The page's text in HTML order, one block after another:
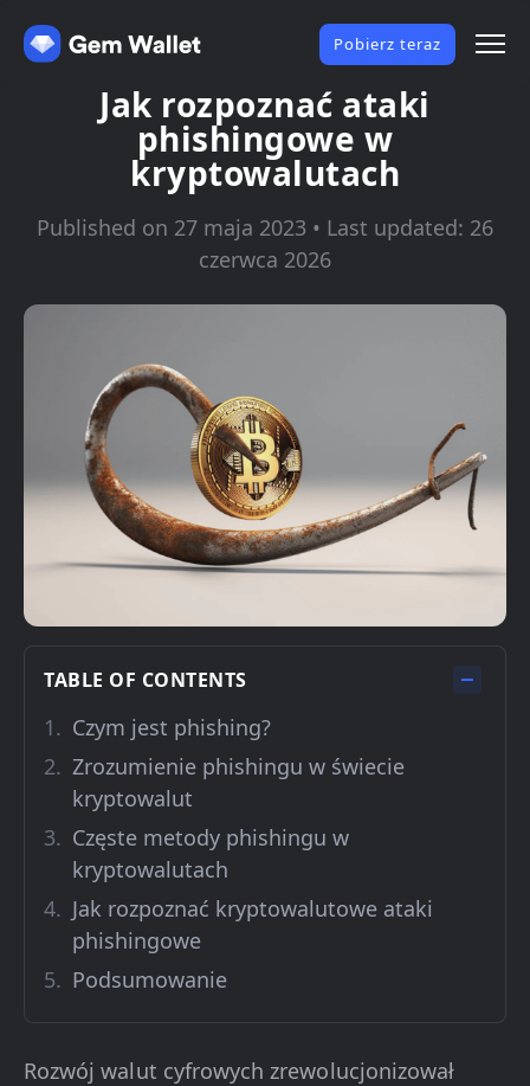
Pobierz teraz
Jak rozpoznać ataki
phishingowe w
kryptowalutach
Published on 27 maja 2023 • Last updated: 26
czerwca 2026
TABLE OF CONTENTS
Czym jest phishing?
Zrozumienie phishingu w świecie
kryptowalut
Częste metody phishingu w
kryptowalutach
Jak rozpoznać kryptowalutowe ataki
phishingowe
Podsumowanie
Rozwój walut cyfrowych zrewolucjonizował